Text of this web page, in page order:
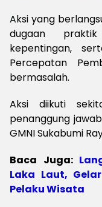
Aksi yang
dugaan
kepentingan,
Percepatan
bermasalah.
Aksi diikuti
penanggung
GMNI Sukabumi
Baca Juga:
Laka Laut,
Pelaku Wisata